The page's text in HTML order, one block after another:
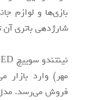
بازی‌ها و لوازم
شارژدهی باتری آن
مهر) وارد